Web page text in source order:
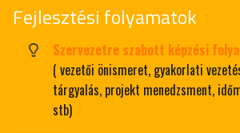
Fejlesztési folyamatok
Szervezetre szabott képzési
( vezetői önismeret, gyakorlati
tárgyalás, projekt menedzsment,
stb)